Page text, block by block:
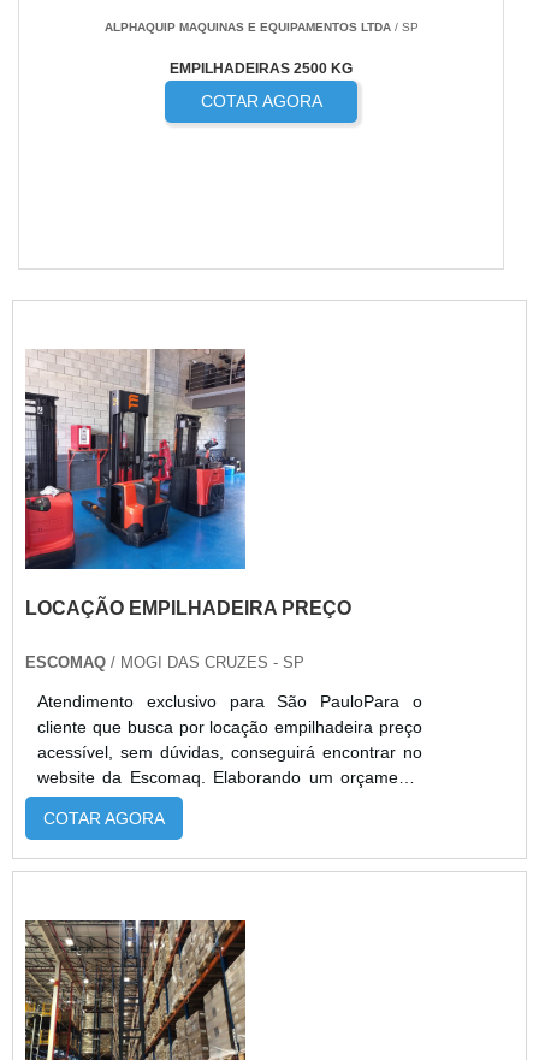
ALPHAQUIP MAQUINAS E EQUIPAMENTOS LTDA/ SP
EMPILHADEIRAS 2500 KG
COTAR AGORA
LOCAÇÃO EMPILHADEIRA PREÇO
ESCOMAQ / MOGI DAS CRUZES - SP
Atendimento exclusivo para São PauloPara o
cliente que busca por locação empilhadeira preço
acessível, sem dúvidas, conseguirá encontrar no
website da Escomaq. Elaborando um orçamento
detalhado na empresa mais qualificada do
mercado e conhecendo a maior referência de
lembrar que o serviço deve sempre ser prestado
tipo de cuidado ajuda a garantir a qu...
COTAR AGORA